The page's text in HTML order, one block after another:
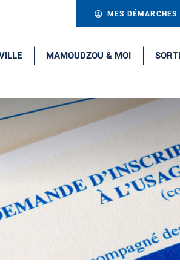
MES DÉMARCHES
MAMOUDZOU & MOI